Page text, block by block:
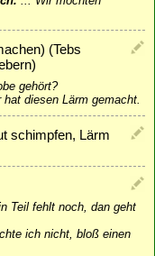
(Tebs
)
gehört?
hat diesen Lärm gemacht.
schimpfen, Lärm
Teil fehlt noch, dan geht
ich nicht, bloß einen